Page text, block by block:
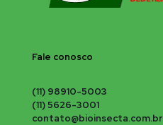
Fale conosco
(11) 98910-5003
(11) 5626-3001
contato@bioinsecta.com.br